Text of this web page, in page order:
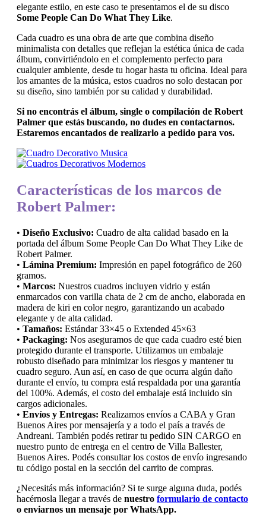
elegante estilo, en este caso te presentamos el de su disco
Some People Can Do What They Like.
Cada cuadro es una obra de arte que combina diseño
minimalista con detalles que reflejan la estética única de cada
álbum, convirtiéndolo en el complemento perfecto para
cualquier ambiente, desde tu hogar hasta tu oficina. Ideal para
los amantes de la música, estos cuadros no solo destacan por
su diseño, sino también por su calidad y durabilidad.
Si no encontrás el álbum, single o compilación de Robert
Palmer que estás buscando, no dudes en contactarnos.
Estaremos encantados de realizarlo a pedido para vos.
Características de los marcos de
Robert Palmer:
• Diseño Exclusivo: Cuadro de alta calidad basado en la
portada del álbum Some People Can Do What They Like de
Robert Palmer.
• Lámina Premium: Impresión en papel fotográfico de 260
gramos.
• Marcos: Nuestros cuadros incluyen vidrio y están
enmarcados con varilla chata de 2 cm de ancho, elaborada en
madera de kiri en color negro, garantizando un acabado
elegante y de alta calidad.
• Tamaños: Estándar 33×45 o Extended 45×63
• Packaging: Nos aseguramos de que cada cuadro esté bien
protegido durante el transporte. Utilizamos un embalaje
robusto diseñado para minimizar los riesgos y mantener tu
cuadro seguro. Aun así, en caso de que ocurra algún daño
durante el envío, tu compra está respaldada por una garantía
del 100%. Además, el costo del embalaje está incluido sin
cargos adicionales.
• Envíos y Entregas: Realizamos envíos a CABA y Gran
Buenos Aires por mensajería y a todo el país a través de
Andreani. También podés retirar tu pedido SIN CARGO en
nuestro punto de entrega en el centro de Villa Ballester,
Buenos Aires. Podés consultar los costos de envío ingresando
tu código postal en la sección del carrito de compras.
¿Necesitás más información? Si te surge alguna duda, podés
hacérnosla llegar a través de nuestro formulario de contacto
o enviarnos un mensaje por WhatsApp.